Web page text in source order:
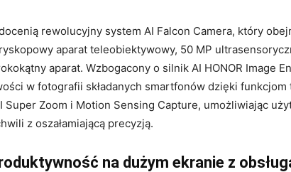
rewolucyjny system AI Falcon Camera, który
aparat teleobiektywowy, 50 MP
aparat. Wzbogacony o silnik AI HONOR Image
w fotografii składanych smartfonów dzięki funkcjom
Super Zoom i Motion Sensing Capture, umożliwiając
z oszałamiającą precyzją.
na dużym ekranie z